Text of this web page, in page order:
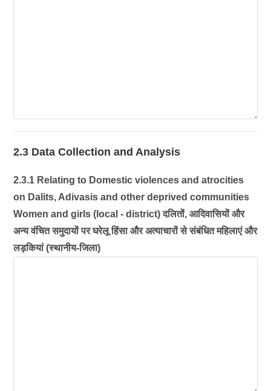
2.3 Data Collection and Analysis
2.3.1 Relating to Domestic violences and atrocities
on Dalits, Adivasis and other deprived communities
Women and girls (local - district) दलितों, आदिवासियों और
अन्य वंचित समुदायों पर घरेलू हिंसा और अत्याचारों से संबंधित महिलाएं और
लड़कियां (स्थानीय-जिला)